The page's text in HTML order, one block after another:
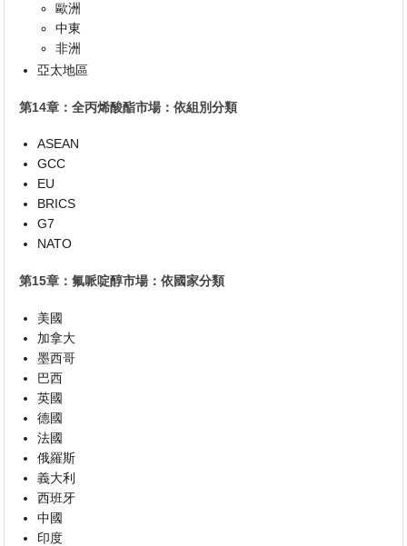
歐洲
中東
非洲
亞太地區
第14章：全丙烯酸酯市場：依組別分類
ASEAN
GCC
EU
BRICS
G7
NATO
第15章：氟哌啶醇市場：依國家分類
美國
加拿大
墨西哥
巴西
英國
德國
法國
俄羅斯
義大利
西班牙
中國
印度